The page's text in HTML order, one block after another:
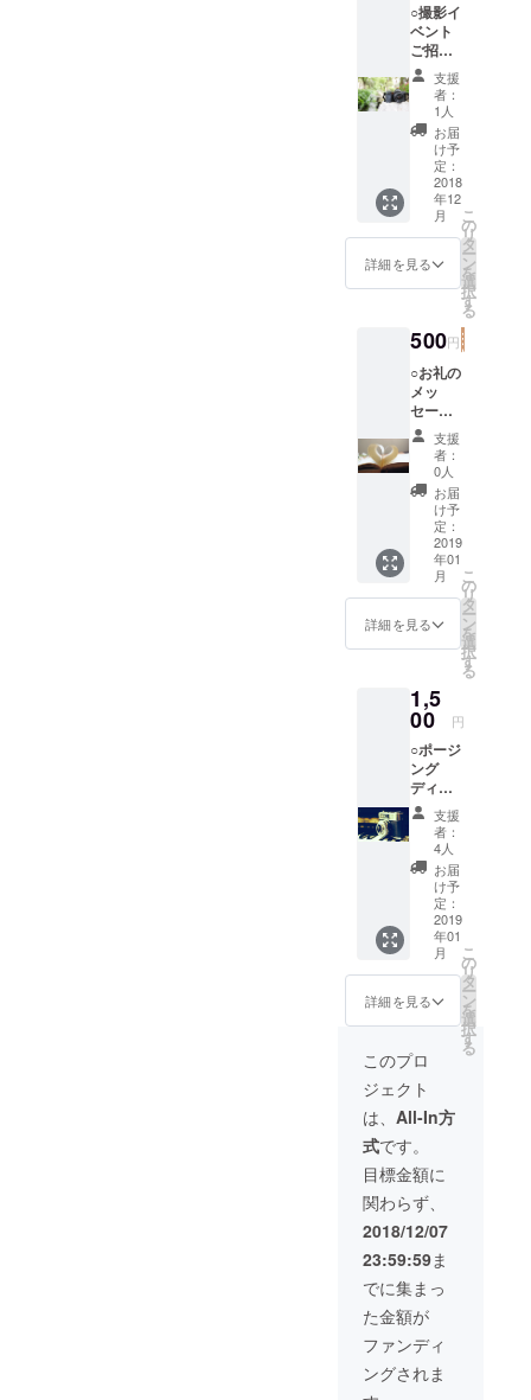
○撮影イ
ベント
ご招
待！！
12月8日
(土)渋谷
開催の
アイコ
ン写真
撮影会
へのご
招待 ○
お礼の
メッ
セージ&
感謝の
イベン
ト後に
て直接
お渡し
いたし
ます。
支援
者：
1人
お届
け予
定：
2018
年12
月
詳細を見る
こ
の
リ
タ
ー
ン
を
選
択
す
る
500円
○お礼の
メッ
セージ&
感謝の
写真 ○
イベン
ト活動
のご報
支援
者：
0人
お届
け予
定：
2019
年01
月
詳細を見る
こ
の
リ
タ
ー
ン
を
選
択
す
る
1,5
00 円
○ポージ
ング
ディレ
クター
+カラー
コンサ
ルタン
ト監修
パンフ
レット
写真上
で与え
たい印
象ごと
の服装
や姿勢
を詳し
く解説
した写
真付き
アドバ
イス集
○お礼の
メッ
セージ&
感謝の
写真 ○
イベン
ト活動
のご報
告
支援
者：
4人
お届
け予
定：
2019
年01
月
詳細を見る
こ
の
リ
タ
ー
ン
を
選
択
す
る
このプロ
ジェクト
は、 All-In方
式です。
目標金額に
関わらず、
2018/12/07
23:59:59ま
でに集まっ
た金額が
ファンディ
ングされま